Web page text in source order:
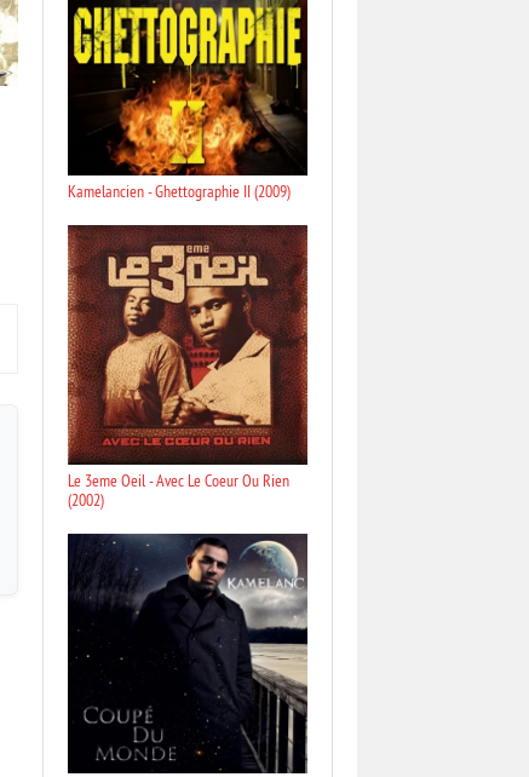
Kamelancien - Ghettographie II (2009)
Le 3eme Oeil - Avec Le Coeur Ou Rien
(2002)